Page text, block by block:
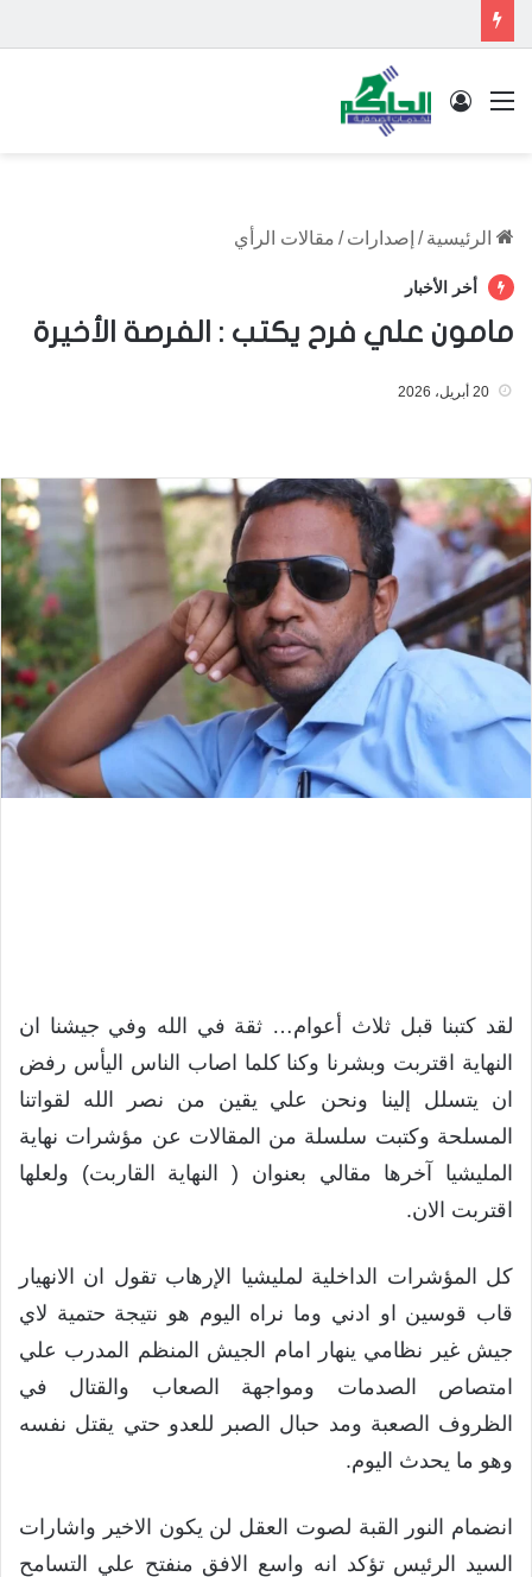
القائمة تسجيل الدخول
الرئيسية / إصدارات / مقالات الرأي
أخر الأخبار
مامون علي فرح يكتب : الفرصة الأخيرة
20 أبريل، 2026
لقد كتبنا قبل ثلاث أعوام… ثقة في الله وفي جيشنا ان
النهاية اقتربت وبشرنا وكنا كلما اصاب الناس اليأس رفض
ان يتسلل إلينا ونحن علي يقين من نصر الله لقواتنا
المسلحة وكتبت سلسلة من المقالات عن مؤشرات نهاية
المليشيا آخرها مقالي بعنوان ( النهاية القاربت) ولعلها
اقتربت الان.
كل المؤشرات الداخلية لمليشيا الإرهاب تقول ان الانهيار
قاب قوسين او ادني وما نراه اليوم هو نتيجة حتمية لاي
جيش غير نظامي ينهار امام الجيش المنظم المدرب علي
امتصاص الصدمات ومواجهة الصعاب والقتال في
الظروف الصعبة ومد حبال الصبر للعدو حتي يقتل نفسه
وهو ما يحدث اليوم.
انضمام النور القبة لصوت العقل لن يكون الاخير واشارات
السيد الرئيس تؤكد انه واسع الافق منفتح علي التسامح